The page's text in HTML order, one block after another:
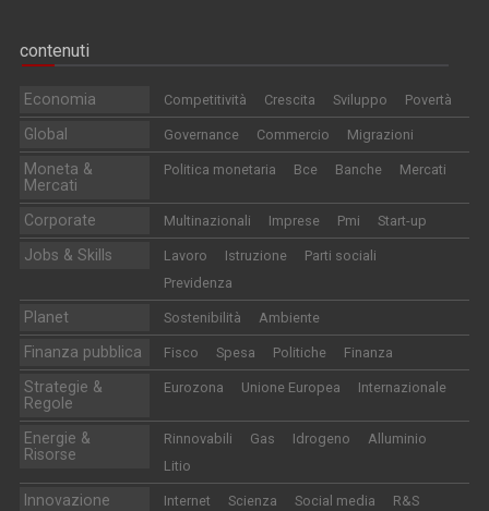
contenuti
Economia Competitività Crescita Sviluppo Povertà
Global Governance Commercio Migrazioni
Moneta &
Mercati
Politica monetaria Bce Banche Mercati
Corporate Multinazionali Imprese Pmi Start-up
Jobs & Skills Lavoro Istruzione
Parti sociali
Previdenza
Planet Sostenibilità Ambiente
Finanza pubblica Fisco Spesa Politiche Finanza
Strategie &
Regole
Eurozona Unione Europea Internazionale
Energie &
Risorse
Rinnovabili Gas Idrogeno
Alluminio
Litio
Innovazione Internet Scienza Social media R&S